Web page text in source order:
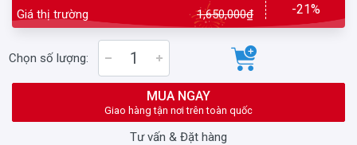
Giá thị trường 1,650,000₫
-21%
Chọn số lượng:
MUA NGAY
Giao hàng tận nơi trên toàn quốc
Tư vấn & Đặt hàng